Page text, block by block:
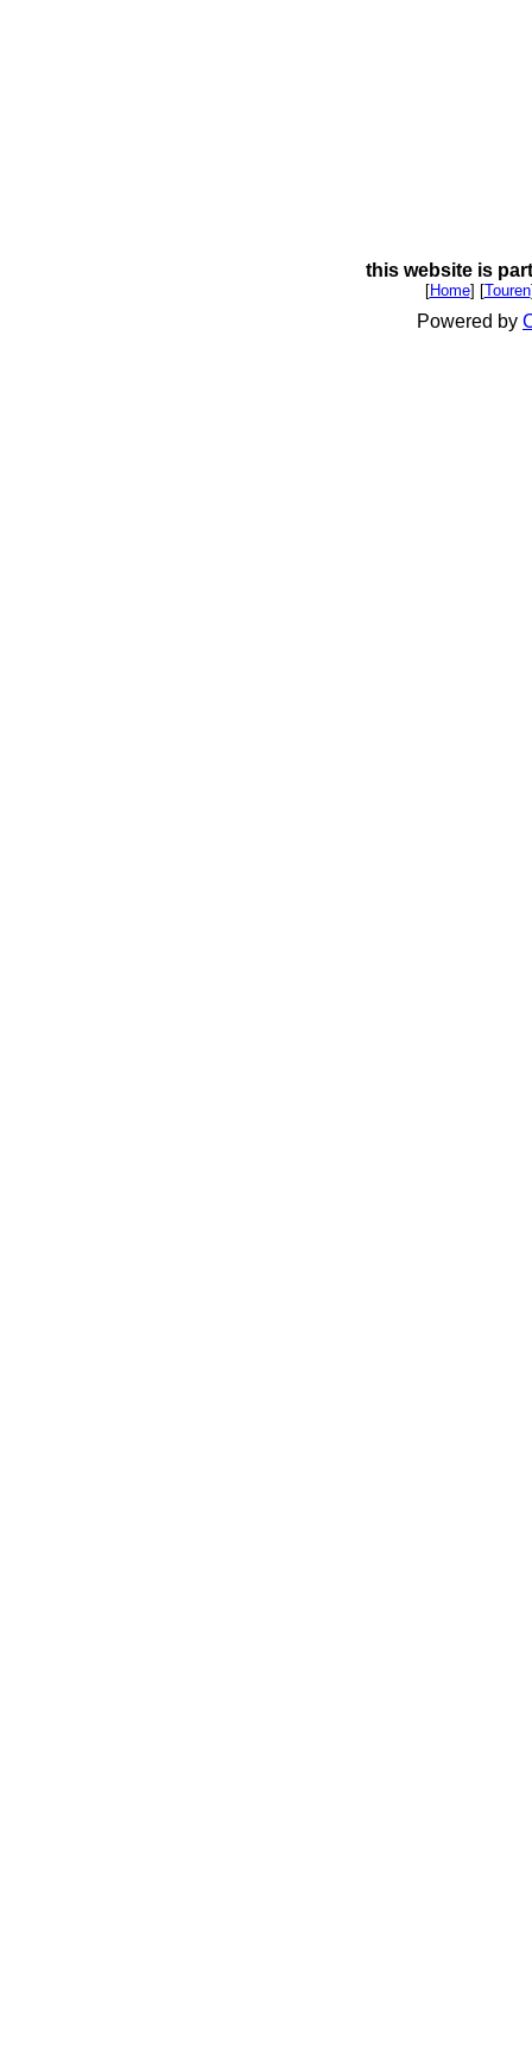
this website is
[Home] [Touren
Powered by